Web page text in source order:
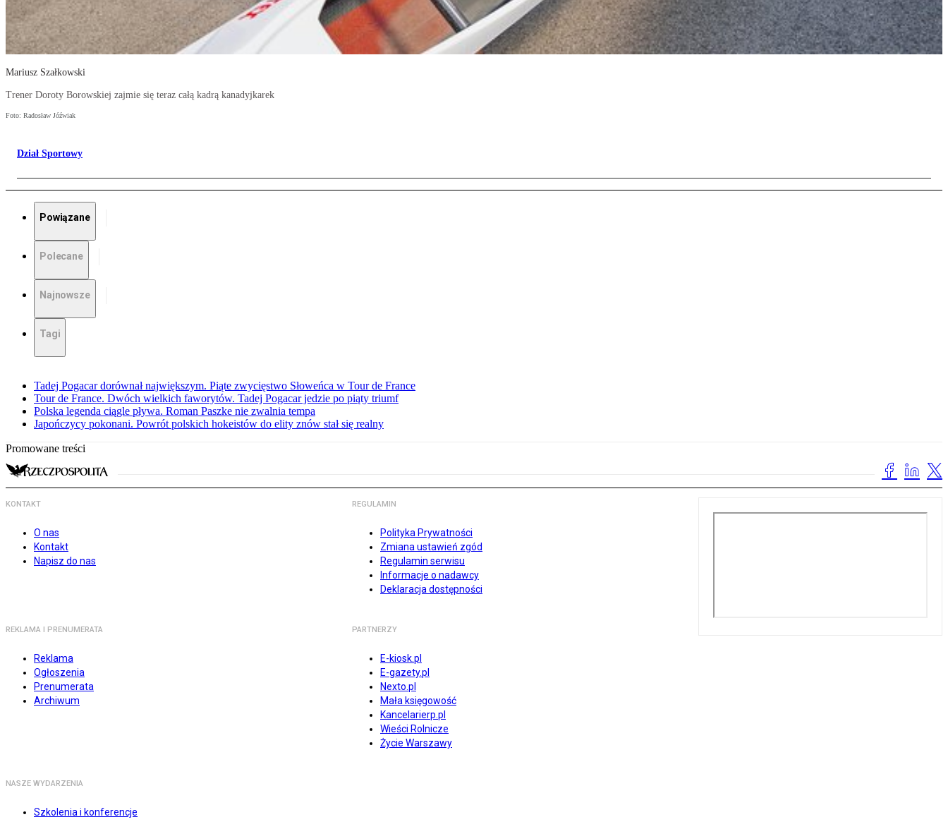
Mariusz Szałkowski
Trener Doroty Borowskiej zajmie się teraz całą kadrą kanadyjkarek
Foto: Radosław Jóźwiak
Dział Sportowy
Powiązane
Polecane
Najnowsze
Tagi
Tadej Pogacar dorównał największym. Piąte zwycięstwo Słoweńca w Tour de France
Tour de France. Dwóch wielkich faworytów. Tadej Pogacar jedzie po piąty triumf
Polska legenda ciągle pływa. Roman Paszke nie zwalnia tempa
Japończycy pokonani. Powrót polskich hokeistów do elity znów stał się realny
Promowane treści
KONTAKT
O nas
Kontakt
Napisz do nas
REGULAMIN
Polityka Prywatności
Zmiana ustawień zgód
Regulamin serwisu
Informacje o nadawcy
Deklaracja dostępności
REKLAMA I PRENUMERATA
Reklama
Ogłoszenia
Prenumerata
Archiwum
PARTNERZY
E-kiosk.pl
E-gazety.pl
Nexto.pl
Mała księgowość
Kancelarierp.pl
Wieści Rolnicze
Życie Warszawy
NASZE WYDARZENIA
Szkolenia i konferencje